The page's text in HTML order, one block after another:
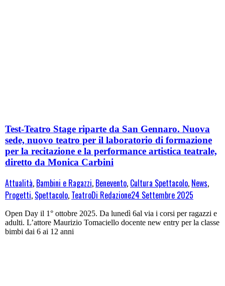
Test-Teatro Stage riparte da San Gennaro. Nuova
sede, nuovo teatro per il laboratorio di formazione
per la recitazione e la performance artistica teatrale,
diretto da Monica Carbini
Attualità, Bambini e Ragazzi, Benevento, Cultura Spettacolo, News,
Progetti, Spettacolo, TeatroDi Redazione24 Settembre 2025
Open Day il 1° ottobre 2025. Da lunedì 6al via i corsi per ragazzi e
adulti. L’attore Maurizio Tomaciello docente new entry per la classe
bimbi dai 6 ai 12 anni